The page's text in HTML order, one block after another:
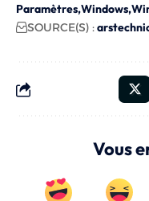
Paramètres Windows
SOURCE(S) :
Vous